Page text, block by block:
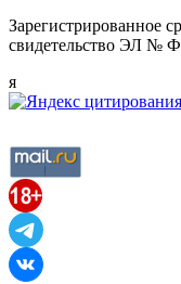
Зарегистрированное
свидетельство ЭЛ №
я